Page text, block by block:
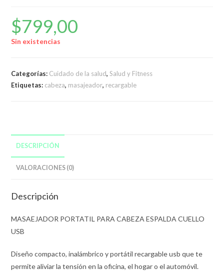
$799,00
Sin existencias
Categorías: Cuidado de la salud,Salud y Fitness
Etiquetas: cabeza, masajeador, recargable
DESCRIPCIÓN
VALORACIONES (0)
Descripción
MASAEJADOR PORTATIL PARA CABEZA ESPALDA CUELLO
USB
Diseño compacto, inalámbrico y portátil recargable usb que te
permite aliviar la tensión en la oficina, el hogar o el automóvil.